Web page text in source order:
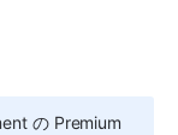
の Premium